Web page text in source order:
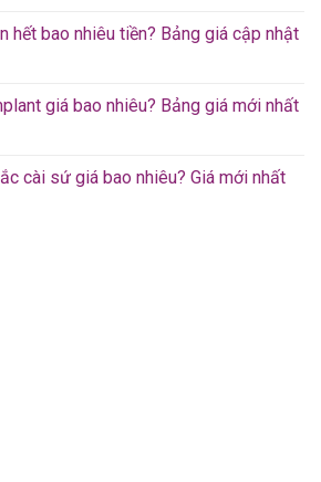
hết bao nhiêu tiền? Bảng giá cập nhật
giá bao nhiêu? Bảng giá mới nhất
cài sứ giá bao nhiêu? Giá mới nhất